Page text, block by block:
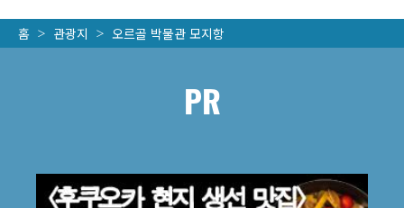
홈 관광지 오르골 박물관 모지항
PR